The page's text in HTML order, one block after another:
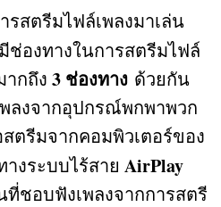
สตรีมไฟล์เพลงมาเล่น
ช่องทางในการสตรีมไฟล์
กถึง 3 ช่องทาง ด้วยกัน
ลงจากอุปกรณ์พกพาพวก
ตรีมจากคอมพิวเตอร์ของ
างระบบไร้สาย AirPlay
ชอบฟังเพลงจากการสตรี